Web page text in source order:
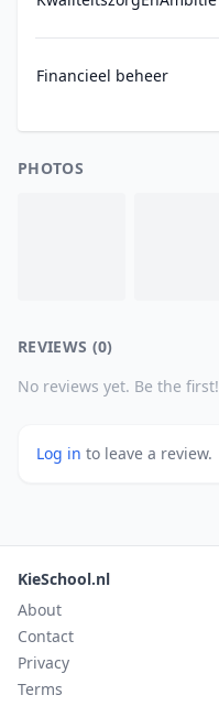
Financieel beheer
PHOTOS
REVIEWS (0)
No reviews yet. Be the first!
Log in to leave a review.
KieSchool.nl
About
Contact
Privacy
Terms